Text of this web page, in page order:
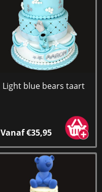
Light blue bears taart
Vanaf €35,95